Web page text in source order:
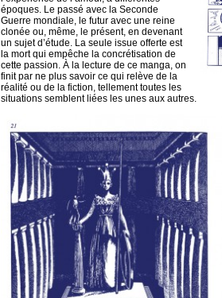
époques. Le passé avec la Seconde
Guerre mondiale, le futur avec une reine
clonée ou, même, le présent, en devenant
un sujet d’étude. La seule issue offerte est
la mort qui empêche la concrétisation de
cette passion. À la lecture de ce manga, on
finit par ne plus savoir ce qui relève de la
réalité ou de la fiction, tellement toutes les
situations semblent liées les unes aux autres.